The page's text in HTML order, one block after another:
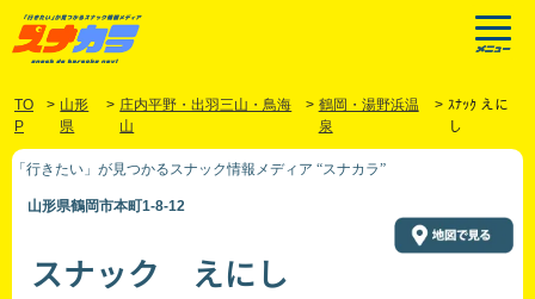
TO
P
> 山形
県
> 庄内平野・出羽三山・鳥海
山
> 鶴岡・湯野浜温
泉
> ｽﾅｯｸ えに
し
「行きたい」が見つかるスナック情報メディア “スナカラ”
山形県鶴岡市本町1-8-12
スナック えにし